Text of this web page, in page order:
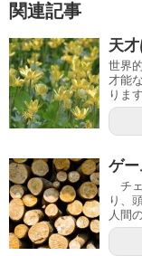
関連記事
天
世界
才能
りま
ゲー
チェ
り、
人間